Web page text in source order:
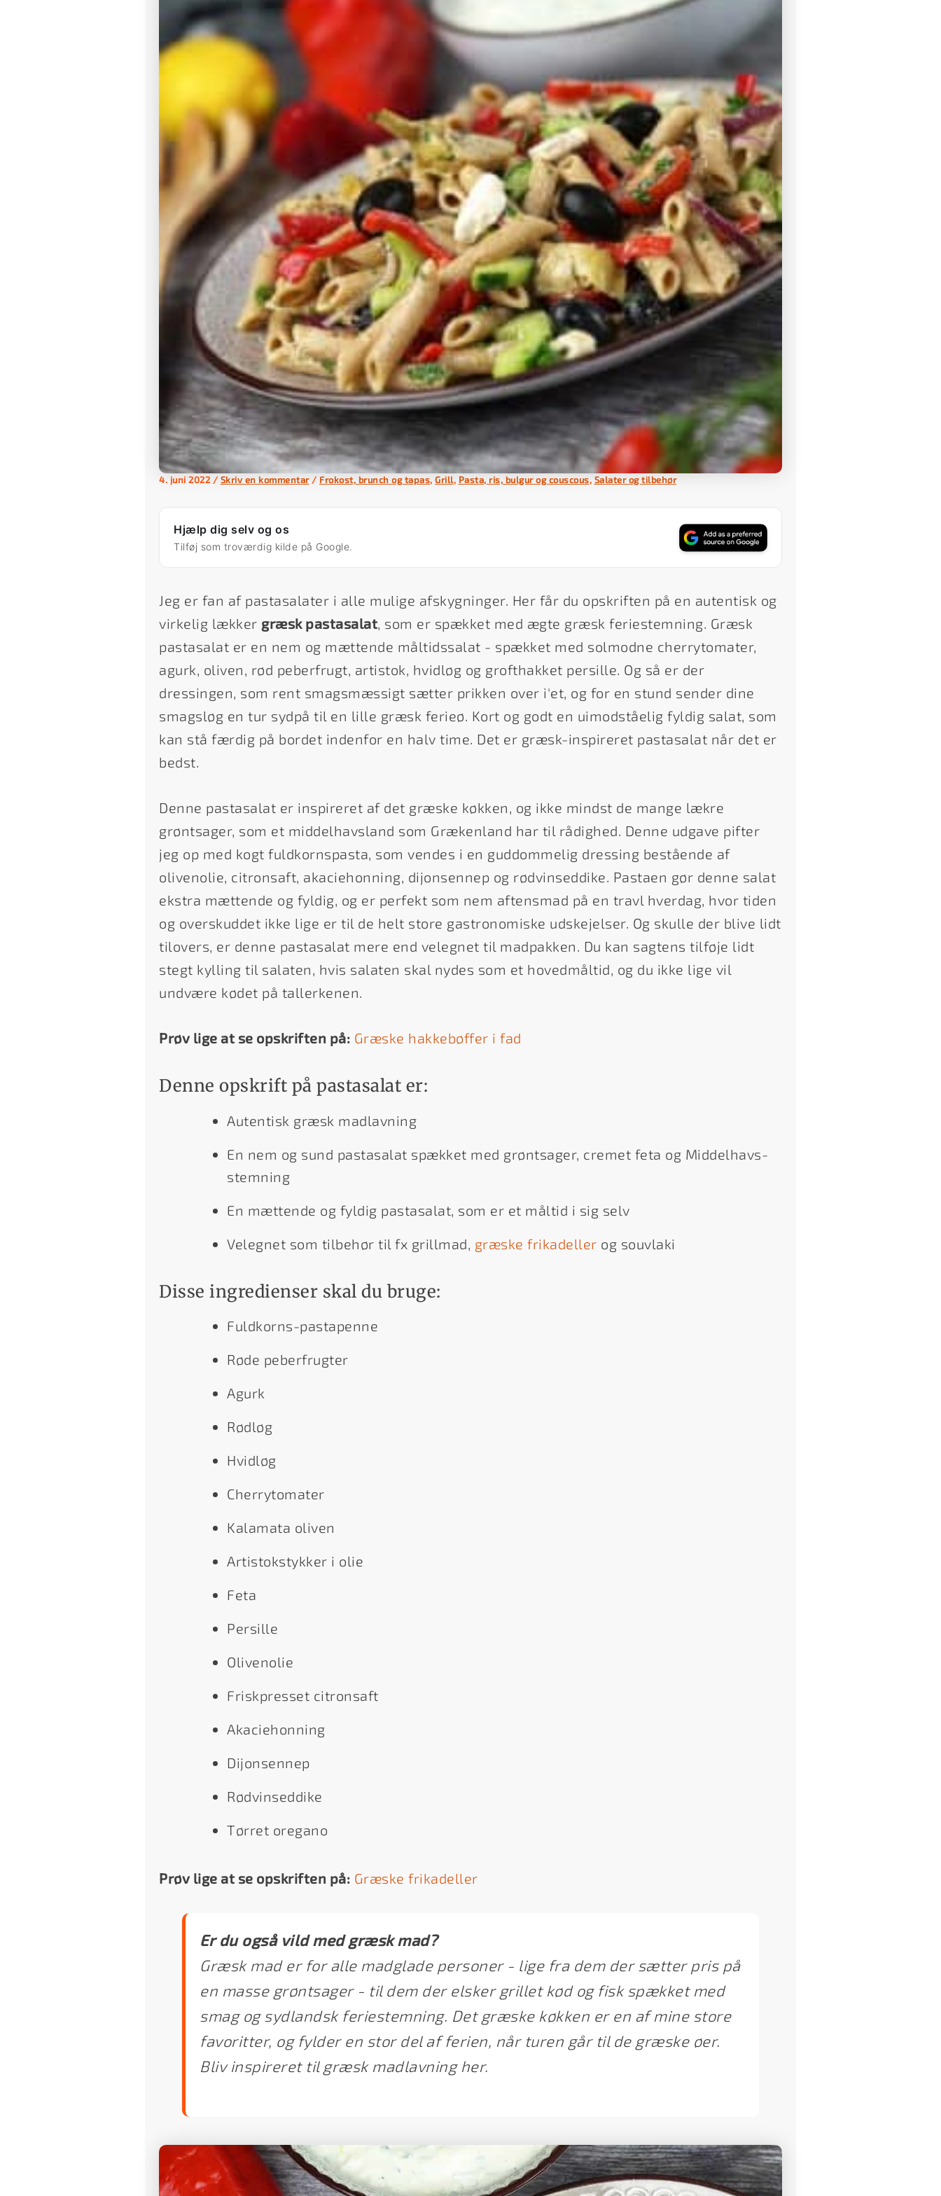
4. juni 2022/ Skriv en kommentar / Frokost, brunch og tapas, Grill, Pasta, ris, bulgur og couscous, Salater og tilbehør
Hjælp dig selv og os
Tilføj som troværdig kilde på Google.
Jeg er fan af pastasalater i alle mulige afskygninger. Her får du opskriften på en autentisk og
virkelig lækker græsk pastasalat, som er spækket med ægte græsk feriestemning. Græsk
pastasalat er en nem og mættende måltidssalat - spækket med solmodne cherrytomater,
agurk, oliven, rød peberfrugt, artistok, hvidløg og grofthakket persille. Og så er der
dressingen, som rent smagsmæssigt sætter prikken over i'et, og for en stund sender dine
smagsløg en tur sydpå til en lille græsk ferieø. Kort og godt en uimodståelig fyldig salat, som
kan stå færdig på bordet indenfor en halv time. Det er græsk-inspireret pastasalat når det er
bedst.
Denne pastasalat er inspireret af det græske køkken, og ikke mindst de mange lækre
grøntsager, som et middelhavsland som Grækenland har til rådighed. Denne udgave pifter
jeg op med kogt fuldkornspasta, som vendes i en guddommelig dressing bestående af
olivenolie, citronsaft, akaciehonning, dijonsennep og rødvinseddike. Pastaen gør denne salat
ekstra mættende og fyldig, og er perfekt som nem aftensmad på en travl hverdag, hvor tiden
og overskuddet ikke lige er til de helt store gastronomiske udskejelser. Og skulle der blive lidt
tilovers, er denne pastasalat mere end velegnet til madpakken. Du kan sagtens tilføje lidt
stegt kylling til salaten, hvis salaten skal nydes som et hovedmåltid, og du ikke lige vil
undvære kødet på tallerkenen.
Prøv lige at se opskriften på: Græske hakkebøffer i fad
Denne opskrift på pastasalat er:
Autentisk græsk madlavning
En nem og sund pastasalat spækket med grøntsager, cremet feta og Middelhavs-
stemning
En mættende og fyldig pastasalat, som er et måltid i sig selv
Velegnet som tilbehør til fx grillmad, græske frikadeller og souvlaki
Disse ingredienser skal du bruge:
Fuldkorns-pastapenne
Røde peberfrugter
Agurk
Rødløg
Hvidløg
Cherrytomater
Kalamata oliven
Artistokstykker i olie
Feta
Persille
Olivenolie
Friskpresset citronsaft
Akaciehonning
Dijonsennep
Rødvinseddike
Tørret oregano
Prøv lige at se opskriften på: Græske frikadeller
Er du også vild med græsk mad?
Græsk mad er for alle madglade personer - lige fra dem der sætter pris på
en masse grøntsager - til dem der elsker grillet kød og fisk spækket med
smag og sydlandsk feriestemning. Det græske køkken er en af mine store
favoritter, og fylder en stor del af ferien, når turen går til de græske øer.
Bliv inspireret til græsk madlavning her.